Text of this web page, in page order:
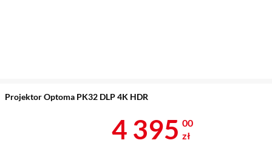
Projektor Optoma PK32 DLP 4K HDR
Cena 4 395 zł
4 395 00
zł